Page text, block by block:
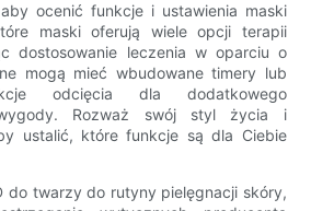
ocenić funkcje i ustawienia maski
maski oferują wiele opcji terapii
dostosowanie leczenia w oparciu o
mogą mieć wbudowane timery lub
odcięcia dla dodatkowego
Rozważ swój styl życia i
ustalić, które funkcje są dla Ciebie
do twarzy do rutyny pielęgnacji skóry,